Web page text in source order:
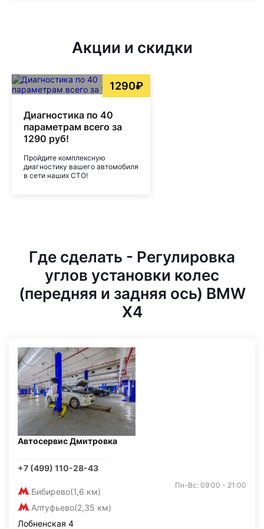
Акции и скидки
1290₽
Диагностика по 40
параметрам всего за
1290 руб!
Пройдите комплексную
диагностику вашего автомобиля
в сети наших СТО!
Где сделать - Регулировка
углов установки колес
(передняя и задняя ось) BMW
X4
Автосервис Дмитровка
+7 (499) 110-28-43
Бибирево(1,6 км)
Алтуфьево(2,35 км)
Пн-Вс: 09:00 - 21:00
Лобненская 4